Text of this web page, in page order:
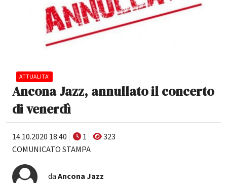
ATTUALITA'
Ancona Jazz, annullato il concerto
di venerdì
14.10.2020 18:40 1
323
COMUNICATO STAMPA
daAncona Jazz